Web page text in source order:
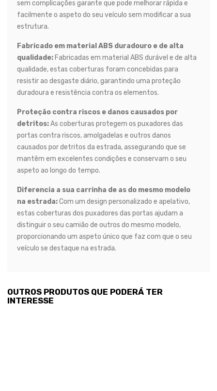
sem complicações garante que pode melhorar rápida e
facilmente o aspeto do seu veículo sem modificar a sua
estrutura.
Fabricado em material ABS duradouro e de alta
qualidade: Fabricadas em material ABS durável e de alta
qualidade, estas coberturas foram concebidas para
resistir ao desgaste diário, garantindo uma proteção
duradoura e resistência contra os elementos.
Proteção contra riscos e danos causados por
detritos:As coberturas protegem os puxadores das
portas contra riscos, amolgadelas e outros danos
causados por detritos da estrada, assegurando que se
mantêm em excelentes condições e conservam o seu
aspeto ao longo do tempo.
Diferencia a sua carrinha de as do mesmo modelo
na estrada:Com um design personalizado e apelativo,
estas coberturas dos puxadores das portas ajudam a
distinguir o seu camião de outros do mesmo modelo,
proporcionando um aspeto único que faz com que o seu
veículo se destaque na estrada.
OUTROS PRODUTOS QUE PODERÁ TER
INTERESSE